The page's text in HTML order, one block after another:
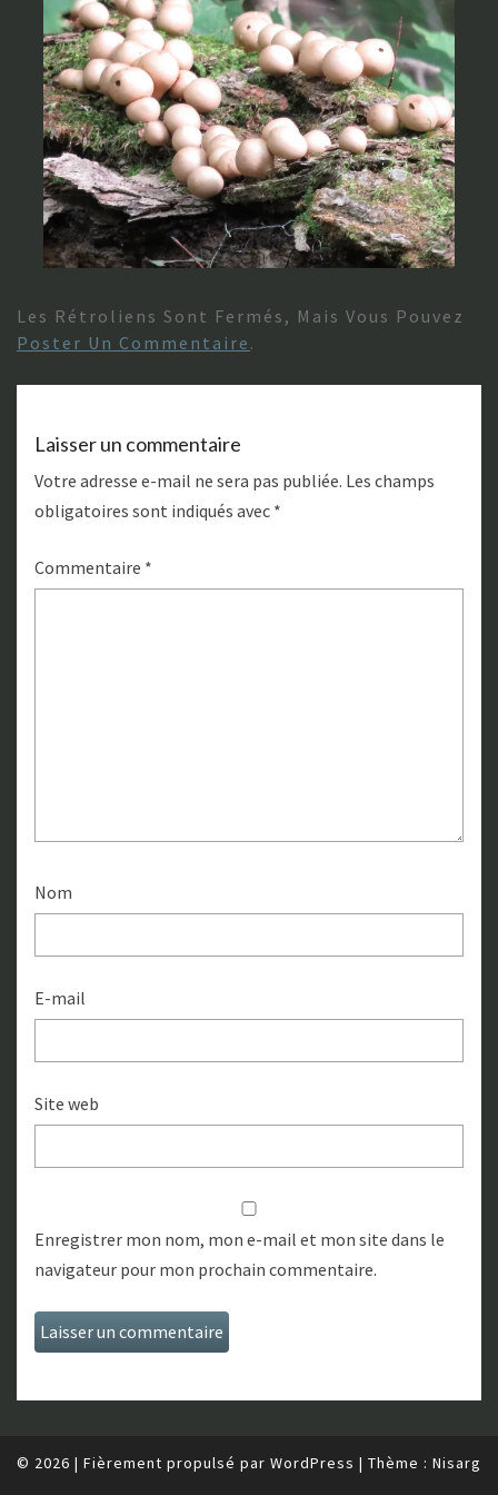
Les Rétroliens Sont Fermés, Mais Vous Pouvez
Poster Un Commentaire .
Laisser un commentaire
Votre adresse e-mail ne sera pas publiée. Les champs
obligatoires sont indiqués avec *
Commentaire *
Nom
E-mail
Site web
Enregistrer mon nom, mon e-mail et mon site dans le
navigateur pour mon prochain commentaire.
© 2026 | Fièrement propulsé par WordPress | Thème : Nisarg